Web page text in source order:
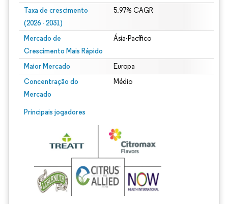
Taxa de crescimento
(2026 - 2031)
5.97% CAGR
Mercado de
Crescimento Mais Rápido
Ásia-Pacífico
Maior Mercado Europa
Concentração do
Mercado
Médio
Principais jogadores
Imagem © Mordor Intelligence. O reuso requer atribuição conforme CC BY 4.0.